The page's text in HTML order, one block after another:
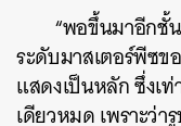
“พอขึ้นมาอีกชั้
ระดับมาสเตอร์พีซข
แสดงเป็นหลัก ซึ่งเ
เดียวหมด เพราะว่า